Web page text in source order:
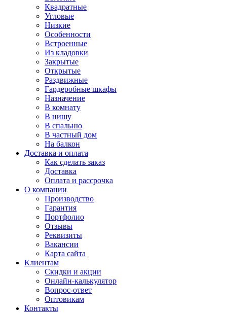
Квадратные
Угловые
Низкие
Особенности
Встроенные
Из кладовки
Закрытые
Открытые
Раздвижные
Гардеробные шкафы
Назначение
В комнату
В нишу
В спальню
В частный дом
На балкон
Доставка и оплата
Как сделать заказ
Доставка
Оплата и рассрочка
О компании
Производство
Гарантия
Портфолио
Отзывы
Реквизиты
Вакансии
Карта сайта
Клиентам
Скидки и акции
Онлайн-калькулятор
Вопрос-ответ
Оптовикам
Контакты